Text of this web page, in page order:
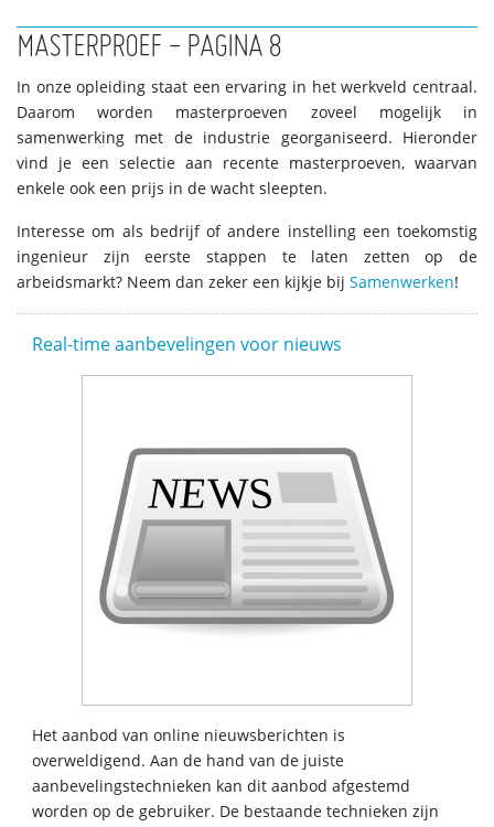
MASTERPROEF - PAGINA 8
In onze opleiding staat een ervaring in het werkveld centraal.
Daarom worden masterproeven zoveel mogelijk in
samenwerking met de industrie georganiseerd. Hieronder
vind je een selectie aan recente masterproeven, waarvan
enkele ook een prijs in de wacht sleepten.
Interesse om als bedrijf of andere instelling een toekomstig
ingenieur zijn eerste stappen te laten zetten op de
arbeidsmarkt? Neem dan zeker een kijkje bij Samenwerken!
Real-time aanbevelingen voor nieuws
Het aanbod van online nieuwsberichten is
overweldigend. Aan de hand van de juiste
aanbevelingstechnieken kan dit aanbod afgestemd
worden op de gebruiker. De bestaande technieken zijn